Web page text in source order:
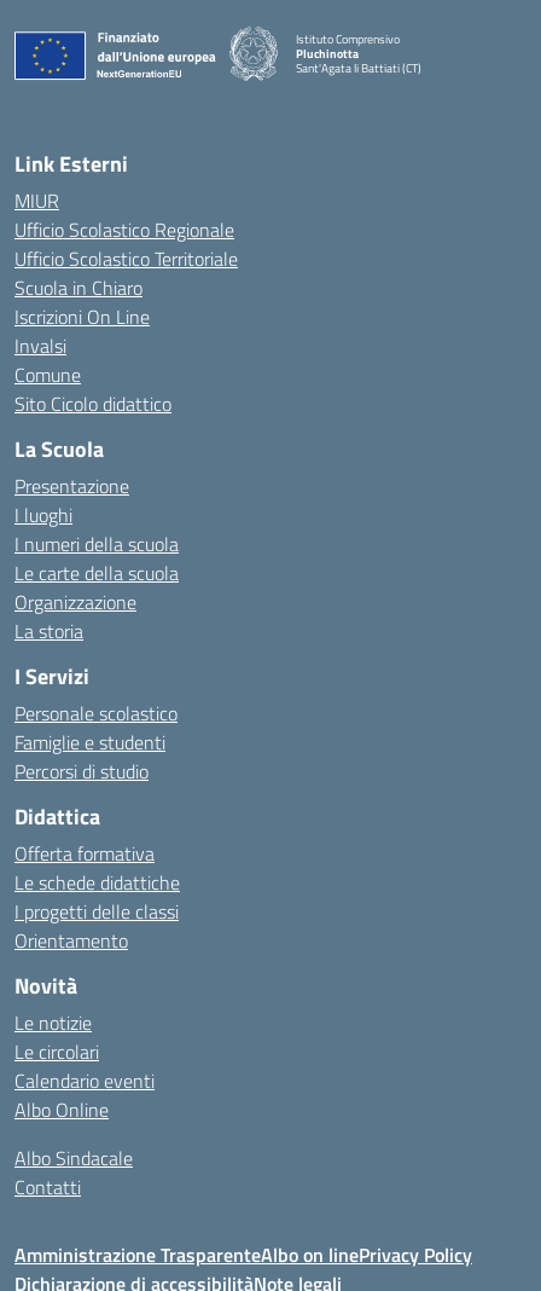
Istituto Comprensivo
Pluchinotta
Sant'Agata li Battiati (CT)
— Visita la pagina iniziale della scuola
Link Esterni
MIUR
Ufficio Scolastico Regionale
Ufficio Scolastico Territoriale
Scuola in Chiaro
Iscrizioni On Line
Invalsi
Comune
Sito Cicolo didattico
La Scuola
Presentazione
I luoghi
I numeri della scuola
Le carte della scuola
Organizzazione
La storia
I Servizi
Personale scolastico
Famiglie e studenti
Percorsi di studio
Didattica
Offerta formativa
Le schede didattiche
I progetti delle classi
Orientamento
Novità
Le notizie
Le circolari
Calendario eventi
Albo Online
Albo Sindacale
Contatti
Amministrazione TrasparenteAlbo on linePrivacy Policy
Dichiarazione di accessibilitàNote legali